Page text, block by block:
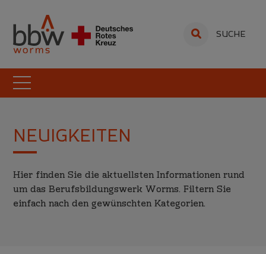
SUCHE
NEUIGKEITEN
Hier finden Sie die aktuellsten Informationen rund
um das Berufsbildungswerk Worms. Filtern Sie
einfach nach den gewünschten Kategorien.